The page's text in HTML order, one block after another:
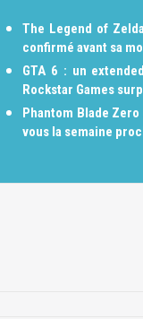
The Legend of
confirmé avant sa
GTA 6 : un
Rockstar Games
Phantom Blade
vous la semaine